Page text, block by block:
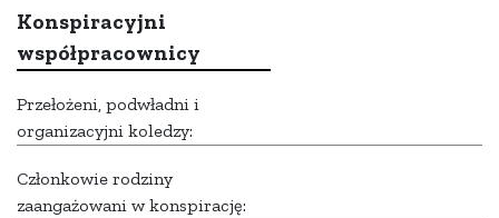
Konspiracyjni
współpracownicy
Przełożeni, podwładni i
organizacyjni koledzy:
Członkowie rodziny
zaangażowani w konspirację: